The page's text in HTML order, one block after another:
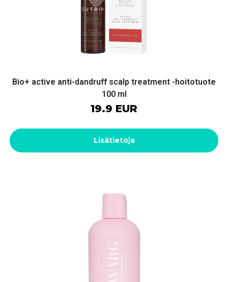
Bio+ active anti-dandruff scalp treatment -hoitotuote
100 ml
19.9 EUR
Lisätietoja